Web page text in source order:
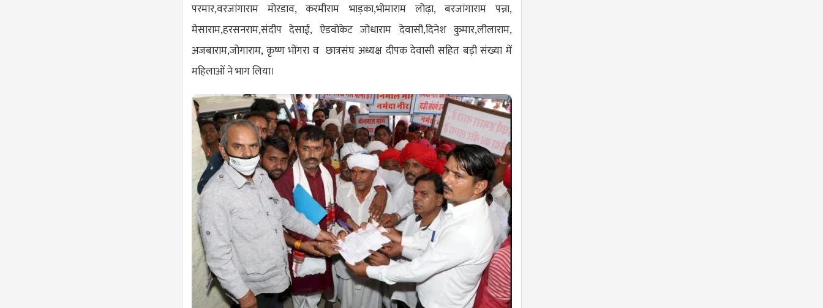
परमार,वरजांगाराम मोरडाव, करमीराम भाड़का,भोमाराम लोढ़ा, बरजांगाराम पन्ना,
मेसाराम,हरसनराम,संदीप देसाई, ऐडवोकेट जोधाराम देवासी,दिनेश कुमार,लीलाराम,
अजबाराम,जोगाराम, कृष्ण भोंगरा व छात्रसंघ अध्यक्ष दीपक देवासी सहित बड़ी संख्या में
महिलाओं ने भाग लिया।